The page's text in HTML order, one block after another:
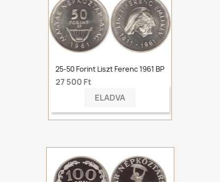
25-50 Forint Liszt Ferenc 1961 BP
27 500 Ft
ELADVA